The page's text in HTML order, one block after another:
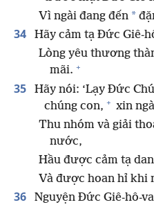
Vì ngài đang đến *
34 Hãy cảm tạ Đức Giê-
Lòng yêu thương
mãi. +
35
Hãy nói: ‘Lạy Đức
chúng con, + xin
Thu nhóm và giải
nước,
Hầu được cảm tạ
Và được hoan hỉ khi
36
Nguyện Đức Giê-hô-